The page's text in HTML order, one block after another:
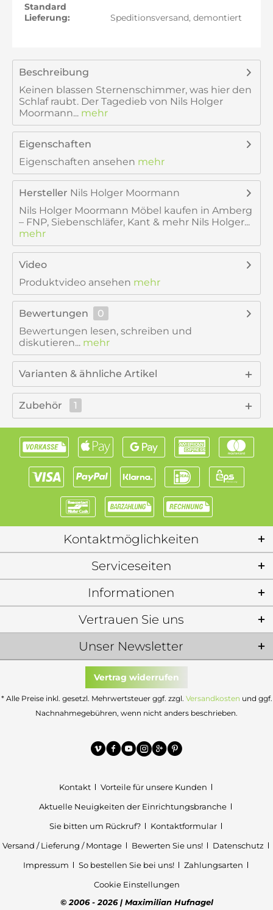
Standard
Lieferung:
Speditionsversand, demontiert
Beschreibung
Keinen blassen Sternenschimmer, was hier den
Schlaf raubt. Der Tagedieb von Nils Holger
Moormann... mehr
Eigenschaften
Eigenschaften ansehen mehr
Hersteller Nils Holger Moormann
Nils Holger Moormann Möbel kaufen in Amberg
– FNP, Siebenschläfer, Kant & mehr Nils Holger...
mehr
Video
Produktvideo ansehen mehr
Bewertungen
0
Bewertungen lesen, schreiben und
diskutieren... mehr
Varianten & ähnliche Artikel
Zubehör 1
Kontaktmöglichkeiten
Serviceseiten
Informationen
Unser Newsletter
Vertrauen Sie uns
Vertrag widerrufen
* Alle Preise inkl. gesetzl. Mehrwertsteuer ggf. zzgl. Versandkosten und ggf.
Nachnahmegebühren, wenn nicht anders beschrieben.
Kontakt
Vorteile für unsere Kunden
Aktuelle Neuigkeiten der Einrichtungsbranche
Sie bitten um Rückruf?
Kontaktformular
Versand / Lieferung / Montage
Bewerten Sie uns!
Datenschutz
Impressum
So bestellen Sie bei uns!
Zahlungsarten
Cookie Einstellungen
© 2006 - 2026 | Maximilian Hufnagel